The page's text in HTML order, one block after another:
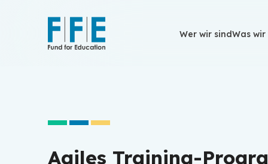
Wer wir sindWas wir
Wer wir sindWas wir
Agiles Training-